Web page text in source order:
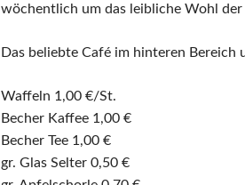
Kultur
wöchentlich um das leibliche Wohl der
Das beliebte Café im hinteren Bereich
Waffeln 1,00 €/St.
Becher Kaffee 1,00 €
Becher Tee 1,00 €
gr. Glas Selter 0,50 €